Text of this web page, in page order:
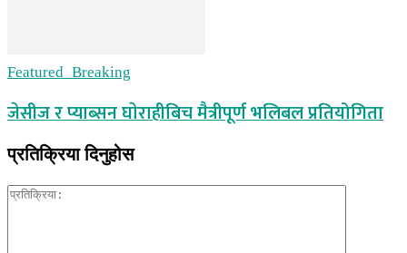
Featured_Breaking
जेसीज र प्याब्सन घाेराहीबिच मैत्रीपूर्ण भलिबल प्रतियोगिता
प्रतिक्रिया दिनुहोस